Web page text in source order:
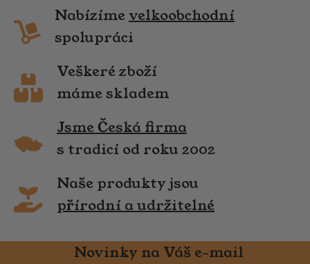
Nabízíme velkoobchodní
spolupráci
Veškeré zboží
máme skladem
Jsme Česká firma
s tradicí od roku 2002
Naše produkty jsou
přírodní a udržitelné
Novinky na Váš e-mail